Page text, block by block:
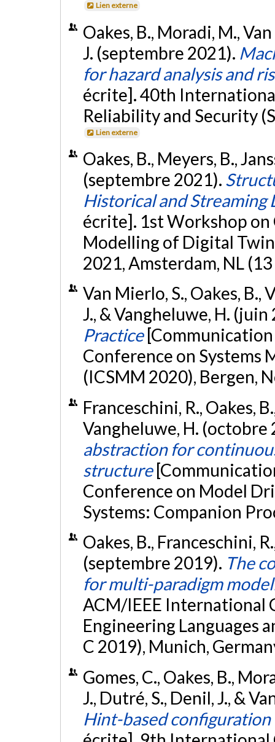
Lien externe
Oakes, B., Moradi, M.,
J. (septembre 2021).
for hazard analysis and
écrite]. 40th
Reliability and Security
Lien externe
Oakes, B., Meyers, B.,
(septembre 2021).
Historical and Streaming
écrite]. 1st Workshop
Modelling of Digital
2021, Amsterdam, NL
Van Mierlo, S., Oakes, B.,
J., & Vangheluwe, H.
Practice
Conference on Systems
(ICSMM 2020), Bergen,
Franceschini, R., Oakes,
Vangheluwe, H. (octobre
abstraction for
structure
Conference on Model
Systems: Companion
Oakes, B., Franceschini,
(septembre 2019). The
for multi-paradigm
ACM/IEEE International
Engineering Languages
C 2019), Munich,
Gomes, C., Oakes, B.,
J., Dutré, S., Denil, J., &
Hint-based